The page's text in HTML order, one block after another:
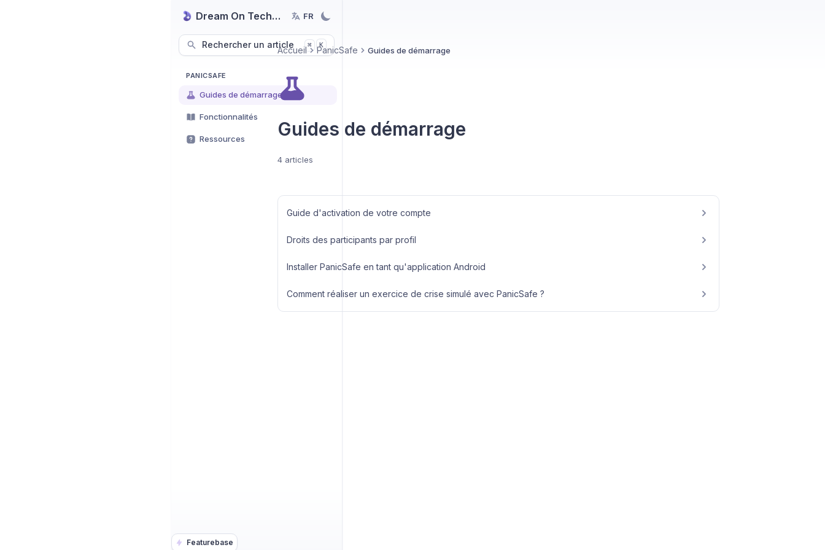
Dream On TechnologyFR
Rechercher un article ⌘ K
Featurebase
PANICSAFE
Guides de démarrage
Fonctionnalités
Ressources
Accueil PanicSafe Guides de démarrage
Guides de démarrage
4 articles
Guide d'activation de votre compte
Droits des participants par profil
Installer PanicSafe en tant qu'application Android
Comment réaliser un exercice de crise simulé avec PanicSafe ?